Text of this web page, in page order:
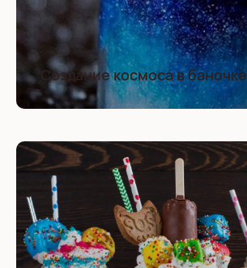
Создание космоса в баночке